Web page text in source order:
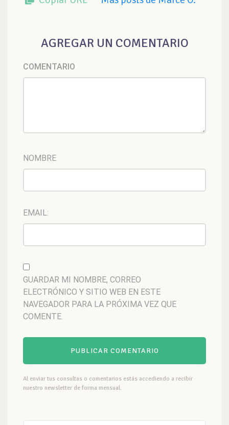
AGREGAR UN COMENTARIO
COMENTARIO
NOMBRE
EMAIL:
GUARDAR MI NOMBRE, CORREO
ELECTRÓNICO Y SITIO WEB EN ESTE
NAVEGADOR PARA LA PRÓXIMA VEZ QUE
COMENTE.
Al enviar tus consultas o comentarios estás accediendo a recibir
nuestro newsletter de forma mensual.